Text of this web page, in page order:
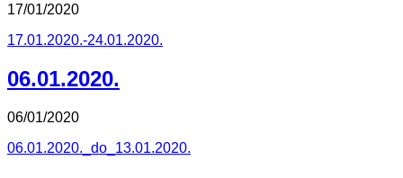
17/01/2020
17.01.2020.-24.01.2020.
06.01.2020.
06/01/2020
06.01.2020._do_13.01.2020.